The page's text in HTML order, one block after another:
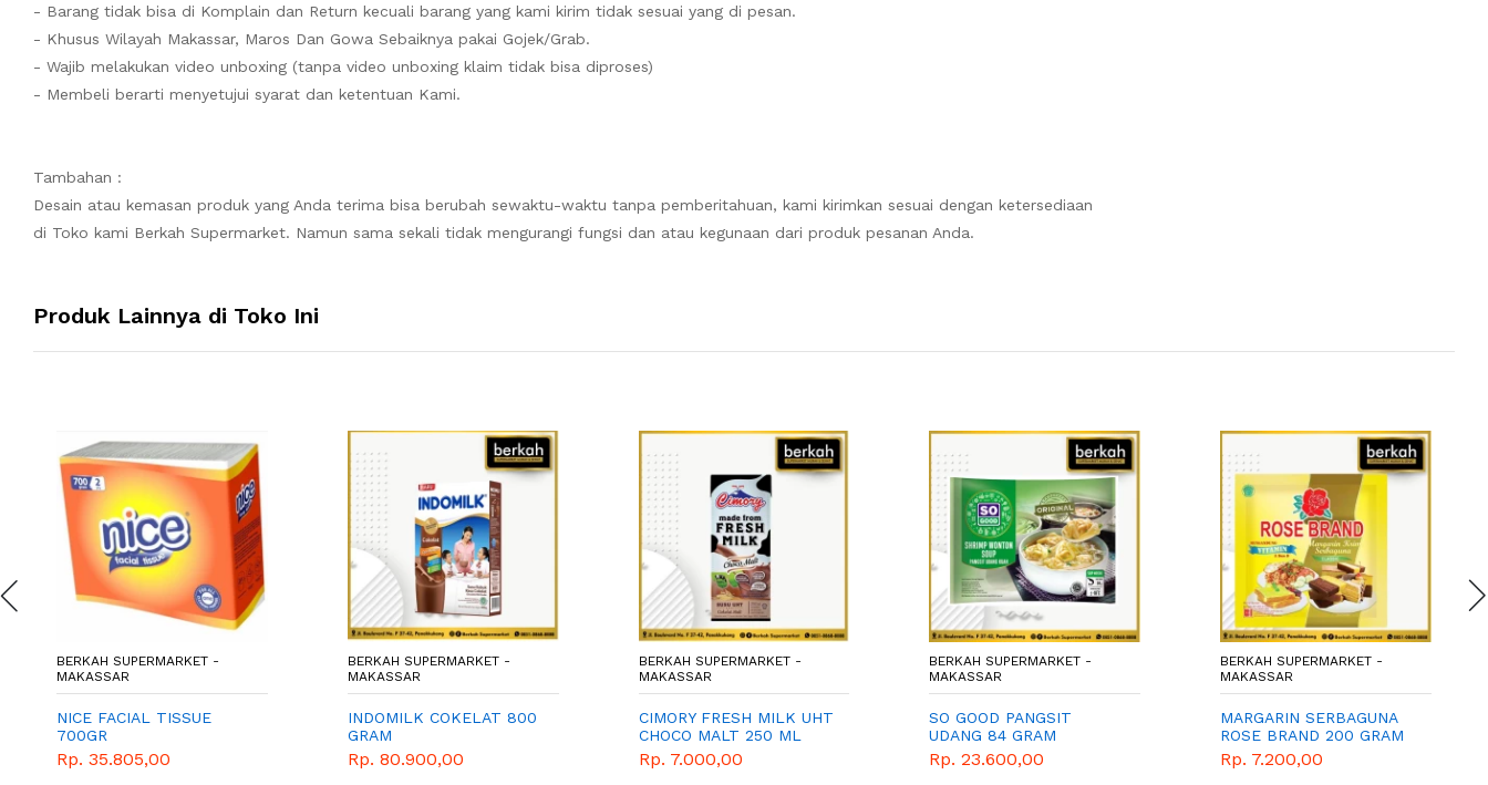
- Barang tidak bisa di Komplain dan Return kecuali barang yang kami kirim tidak sesuai yang di pesan.
- Khusus Wilayah Makassar, Maros Dan Gowa Sebaiknya pakai Gojek/Grab.
- Wajib melakukan video unboxing (tanpa video unboxing klaim tidak bisa diproses)
- Membeli berarti menyetujui syarat dan ketentuan Kami.
Tambahan :
Desain atau kemasan produk yang Anda terima bisa berubah sewaktu-waktu tanpa pemberitahuan, kami kirimkan sesuai dengan ketersediaan
di Toko kami Berkah Supermarket. Namun sama sekali tidak mengurangi fungsi dan atau kegunaan dari produk pesanan Anda.
Produk Lainnya di Toko Ini
BERKAH SUPERMARKET -
MAKASSAR
NICE FACIAL TISSUE
700GR
Rp. 35.805,00
BERKAH SUPERMARKET -
MAKASSAR
INDOMILK COKELAT 800
GRAM
Rp. 80.900,00
BERKAH SUPERMARKET -
MAKASSAR
CIMORY FRESH MILK UHT
CHOCO MALT 250 ML
Rp. 7.000,00
BERKAH SUPERMARKET -
MAKASSAR
SO GOOD PANGSIT
UDANG 84 GRAM
Rp. 23.600,00
BERKAH SUPERMARKET -
MAKASSAR
MARGARIN SERBAGUNA
ROSE BRAND 200 GRAM
Rp. 7.200,00